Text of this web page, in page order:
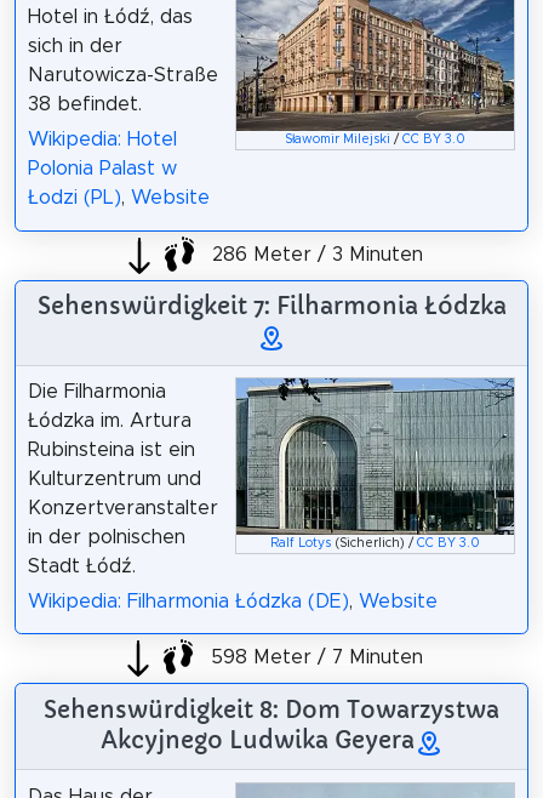
Sławomir Milejski /CC BY 3.0
Hotel in Łódź, das
sich in der
Narutowicza-Straße
38 befindet.
Wikipedia: Hotel
Polonia Palast w
Łodzi (PL), Website
286 Meter / 3 Minuten
Sehenswürdigkeit 7: Filharmonia Łódzka
Ralf Lotys (Sicherlich) /CC BY 3.0
Die Filharmonia
Łódzka im. Artura
Rubinsteina ist ein
Kulturzentrum und
Konzertveranstalter
in der polnischen
Stadt Łódź.
Wikipedia: Filharmonia Łódzka (DE), Website
598 Meter / 7 Minuten
Sehenswürdigkeit 8: Dom Towarzystwa
Akcyjnego Ludwika Geyera